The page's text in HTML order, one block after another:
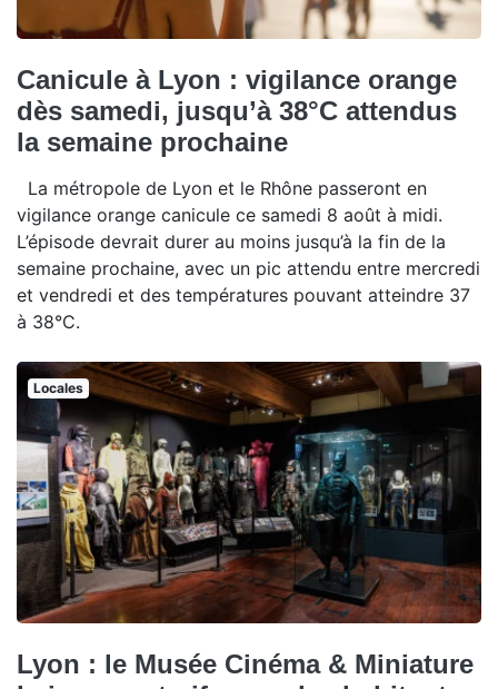
Canicule à Lyon : vigilance orange
dès samedi, jusqu’à 38°C attendus
la semaine prochaine
La métropole de Lyon et le Rhône passeront en
vigilance orange canicule ce samedi 8 août à midi.
L’épisode devrait durer au moins jusqu’à la fin de la
semaine prochaine, avec un pic attendu entre mercredi
et vendredi et des températures pouvant atteindre 37
à 38°C.
Locales
Lyon : le Musée Cinéma & Miniature